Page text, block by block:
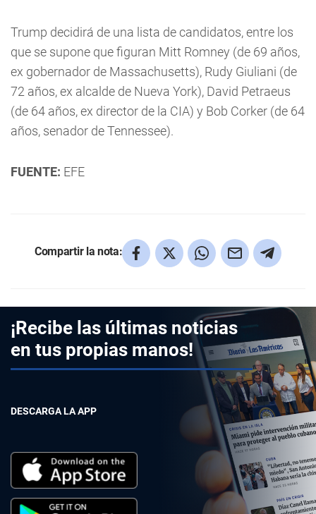
Trump decidirá de una lista de candidatos, entre los
que se supone que figuran Mitt Romney (de 69 años,
ex gobernador de Massachusetts), Rudy Giuliani (de
72 años, ex alcalde de Nueva York), David Petraeus
(de 64 años, ex director de la CIA) y Bob Corker (de 64
años, senador de Tennessee).
FUENTE: EFE
Compartir la nota:
¡Recibe las últimas noticias
en tus propias manos!
DESCARGA LA APP